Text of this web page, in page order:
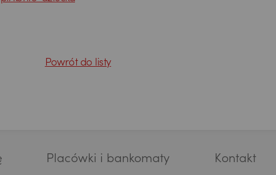
Powrót do listy
Placówki i bankomaty Kontakt